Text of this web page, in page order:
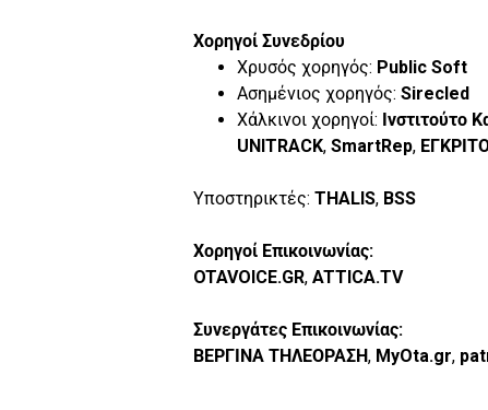
Χορηγοί Συνεδρίου
Χρυσός χορηγός: Public Soft
Ασημένιος χορηγός: Sirecled
Χάλκινοι χορηγοί: Ινστιτούτο
UNITRACK, SmartRep,
Υποστηρικτές: THALIS, BSS
Χορηγοί Επικοινωνίας:
OTAVOICE.GR, ATTICA.TV
Συνεργάτες Επικοινωνίας:
ΒΕΡΓΙΝΑ ΤΗΛΕΟΡΑΣΗ, MyOta.gr,